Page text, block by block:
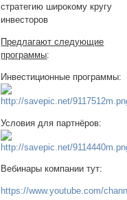
стратегию широкому кругу
инвесторов
Предлагают следующие
программы:
Инвестиционные программы:
Условия для партнёров:
Вебинары компании тут:
https://www.youtube.com/